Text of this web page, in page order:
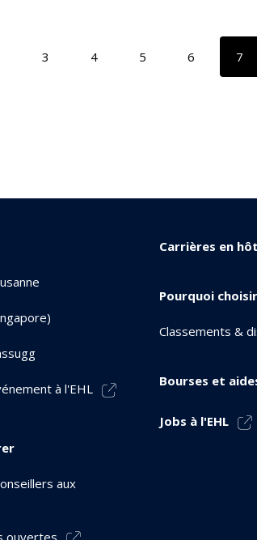
3 4 5 6 7
à l'EHL
aux
ouvertes
Carrières en
Pourquoi
Classements &
Bourses et
Jobs à l'EHL